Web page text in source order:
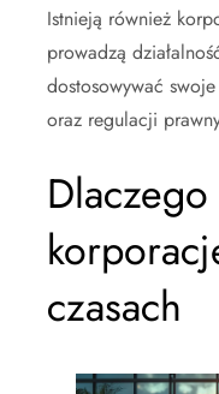
Istnieją również
prowadzą
dostosowywać
oraz regulacji
Dlaczego
czasach